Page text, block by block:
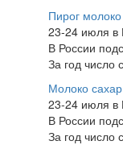
Пирог
23-24 июля в
В России
За год число
Молоко
23-24 июля в
В России
За год число